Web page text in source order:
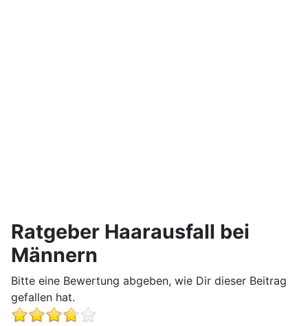
Ratgeber Haarausfall bei
Männern
Bitte eine Bewertung abgeben, wie Dir dieser Beitrag
gefallen hat.